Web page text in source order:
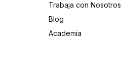
Trabaja con Nosotros
Blog
Academia